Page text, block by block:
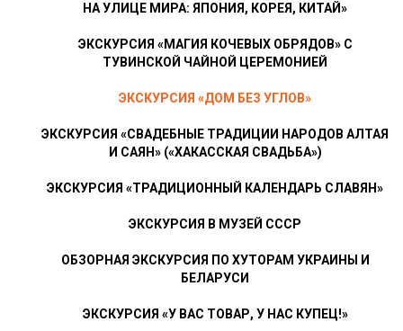
НА УЛИЦЕ МИРА: ЯПОНИЯ, КОРЕЯ, КИТАЙ»
ЭКСКУРСИЯ «МАГИЯ КОЧЕВЫХ ОБРЯДОВ» С
ТУВИНСКОЙ ЧАЙНОЙ ЦЕРЕМОНИЕЙ
ЭКСКУРСИЯ «ДОМ БЕЗ УГЛОВ»
ЭКСКУРСИЯ «СВАДЕБНЫЕ ТРАДИЦИИ НАРОДОВ АЛТАЯ
И САЯН» («ХАКАССКАЯ СВАДЬБА»)
ЭКСКУРСИЯ «ТРАДИЦИОННЫЙ КАЛЕНДАРЬ СЛАВЯН»
ЭКСКУРСИЯ В МУЗЕЙ СССР
ОБЗОРНАЯ ЭКСКУРСИЯ ПО ХУТОРАМ УКРАИНЫ И
БЕЛАРУСИ
ЭКСКУРСИЯ «У ВАС ТОВАР, У НАС КУПЕЦ!»